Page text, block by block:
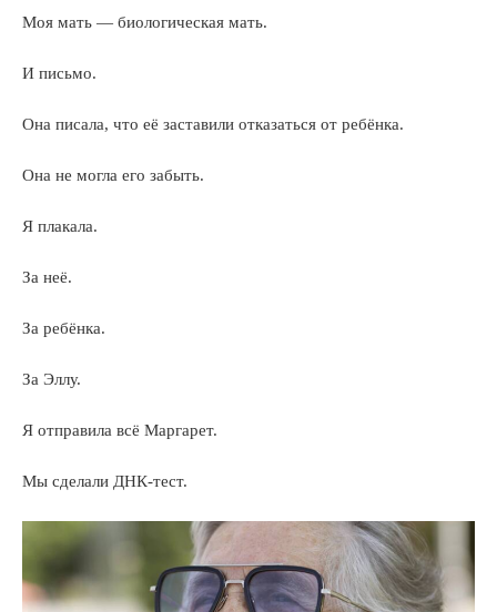
Моя мать — биологическая мать.
И письмо.
Она писала, что её заставили отказаться от ребёнка.
Она не могла его забыть.
Я плакала.
За неё.
За ребёнка.
За Эллу.
Я отправила всё Маргарет.
Мы сделали ДНК-тест.